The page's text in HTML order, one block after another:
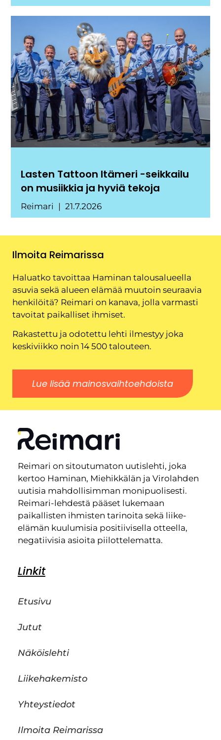
Lasten Tattoon Itämeri -seikkailu
on musiikkia ja hyviä tekoja
Reimari 21.7.2026
Ilmoita Reimarissa
Haluatko tavoittaa Haminan talousalueella
asuvia sekä alueen elämää muutoin seuraavia
henkilöitä? Reimari on kanava, jolla varmasti
tavoitat paikalliset ihmiset.
Rakastettu ja odotettu lehti ilmestyy joka
keskiviikko noin 14 500 talouteen.
Lue lisää mainosvaihtoehdoista
Reimari on sitoutumaton uutislehti, joka
kertoo Haminan, Miehikkälän ja Virolahden
uutisia mahdollisimman monipuolisesti.
Reimari-lehdestä pääset lukemaan
paikallisten ihmisten tarinoita sekä liike-
elämän kuulumisia positiivisella otteella,
negatiivisia asioita piilottelematta.
Linkit
Etusivu
Jutut
Näköislehti
Liikehakemisto
Yhteystiedot
Ilmoita Reimarissa